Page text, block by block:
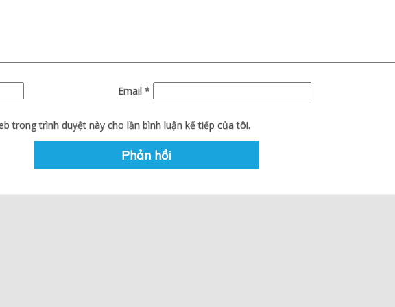
Email *
trong trình duyệt này cho lần bình luận kế tiếp của tôi.